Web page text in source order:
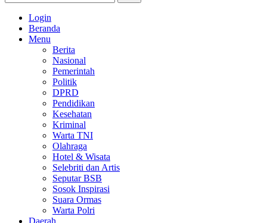
Login
Beranda
Menu
Berita
Nasional
Pemerintah
Politik
DPRD
Pendidikan
Kesehatan
Kriminal
Warta TNI
Olahraga
Hotel & Wisata
Selebriti dan Artis
Seputar BSB
Sosok Inspirasi
Suara Ormas
Warta Polri